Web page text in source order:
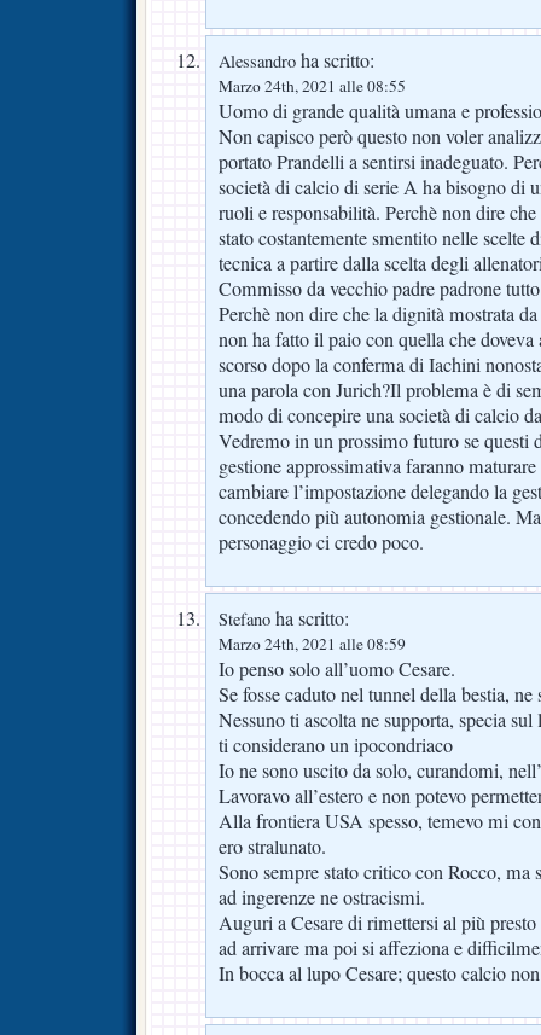
Alessandro ha scritto:
Marzo 24th, 2021 alle 08:55
Uomo di grande qualità umana e
Non capisco però questo non voler
portato Prandelli a sentirsi inadeguato.
società di calcio di serie A ha bisogno di
ruoli e responsabilità. Perchè non dire
stato costantemente smentito nelle scelte
tecnica a partire dalla scelta degli
Commisso da vecchio padre padrone
Perchè non dire che la dignità mostrata
non ha fatto il paio con quella che doveva
scorso dopo la conferma di Iachini
una parola con Jurich?Il problema è di
modo di concepire una società di calcio
Vedremo in un prossimo futuro se questi
gestione approssimativa faranno
cambiare l’impostazione delegando la
concedendo più autonomia gestionale.
personaggio ci credo poco.
Stefano ha scritto:
Marzo 24th, 2021 alle 08:59
Io penso solo all’uomo Cesare.
Se fosse caduto nel tunnel della bestia,
Nessuno ti ascolta ne supporta, specia
ti considerano un ipocondriaco
Io ne sono uscito da solo, curandomi,
Lavoravo all’estero e non potevo
Alla frontiera USA spesso, temevo mi
ero stralunato.
Sono sempre stato critico con Rocco, ma
ad ingerenze ne ostracismi.
Auguri a Cesare di rimettersi al più
ad arrivare ma poi si affeziona e
In bocca al lupo Cesare; questo calcio